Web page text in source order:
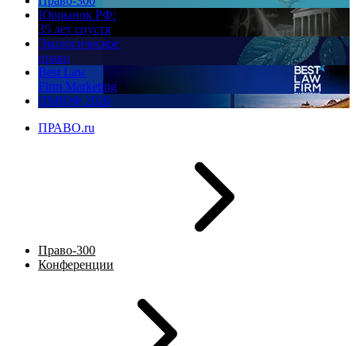
Юррынок РФ:
35 лет спустя
Экологическое
право
Best Law
Firm Marketing
ПМЮФ 2026
ПРАВО.ru
Право-300
Конференции